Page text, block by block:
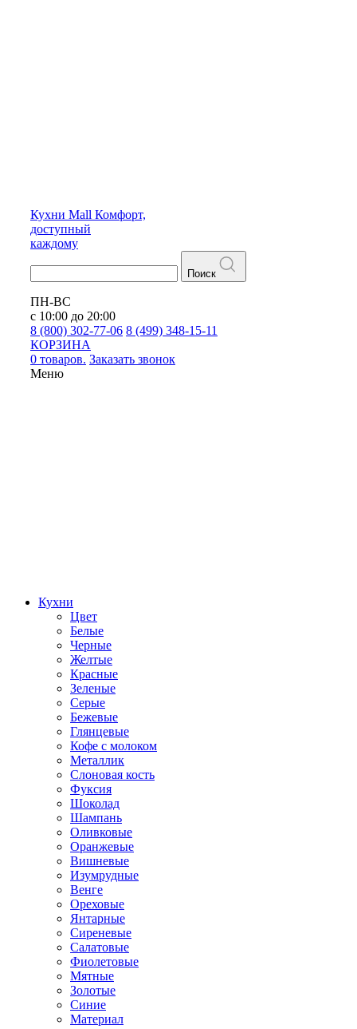
Кухни Mall Комфорт,
доступный
каждому
Поиск
ПН-ВС
с 10:00 до 20:00
8 (800) 302-77-06 8 (499) 348-15-11
КОРЗИНА
0 товаров. Заказать звонок
Меню
Кухни
Цвет
Белые
Черные
Желтые
Красные
Зеленые
Серые
Бежевые
Глянцевые
Кофе с молоком
Металлик
Слоновая кость
Фуксия
Шоколад
Шампань
Оливковые
Оранжевые
Вишневые
Изумрудные
Венге
Ореховые
Янтарные
Сиреневые
Салатовые
Фиолетовые
Мятные
Золотые
Синие
Материал